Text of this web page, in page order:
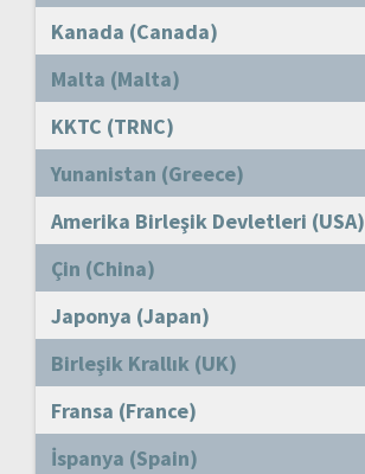
Kanada (Canada)
Malta (Malta)
KKTC (TRNC)
Yunanistan (Greece)
Amerika Birleşik Devletleri (USA)
Çin (China)
Japonya (Japan)
Birleşik Krallık (UK)
Fransa (France)
İspanya (Spain)